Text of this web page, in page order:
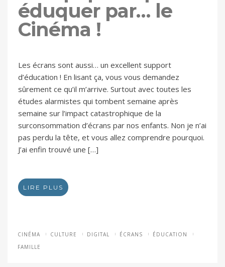
éduquer par… le
Cinéma !
Les écrans sont aussi… un excellent support
d’éducation ! En lisant ça, vous vous demandez
sûrement ce qu’il m’arrive. Surtout avec toutes les
études alarmistes qui tombent semaine après
semaine sur l’impact catastrophique de la
surconsommation d’écrans par nos enfants. Non je n’ai
pas perdu la tête, et vous allez comprendre pourquoi.
J’ai enfin trouvé une […]
LIRE PLUS
CINÉMA CULTURE DIGITAL ÉCRANS
ÉDUCATION
FAMILLE